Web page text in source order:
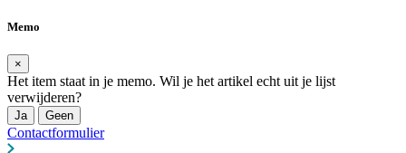
Memo
×
Het item staat in je memo. Wil je het artikel echt uit je lijst
verwijderen?
Ja Geen
Contactformulier